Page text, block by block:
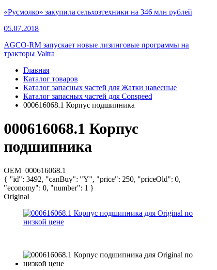
«Русмолко» закупила сельхозтехники на 346 млн рублей
05.07.2018
AGCO-RM запускает новые лизинговые программы на
тракторы Valtra
Главная
Каталог товаров
Каталог запасных частей для Жатки навесные
Каталог запасных частей для Conspeed
000616068.1 Корпус подшипника
000616068.1 Корпус
подшипника
OEM 000616068.1
{ "id": 3492, "canBuy": "Y", "price": 250, "priceOld": 0,
"economy": 0, "number": 1 }
Original